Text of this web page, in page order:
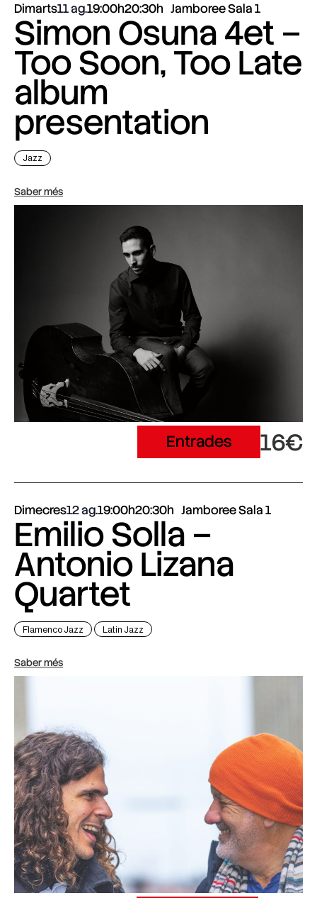
Dimarts11 ag.19:00h20:30h Jamboree Sala 1
Simon Osuna 4et –
Too Soon, Too Late
album
presentation
Jazz
Saber més
Entrades 16€
Dimecres12 ag.19:00h20:30h Jamboree Sala 1
Emilio Solla –
Antonio Lizana
Quartet
Flamenco Jazz Latin Jazz
Saber més